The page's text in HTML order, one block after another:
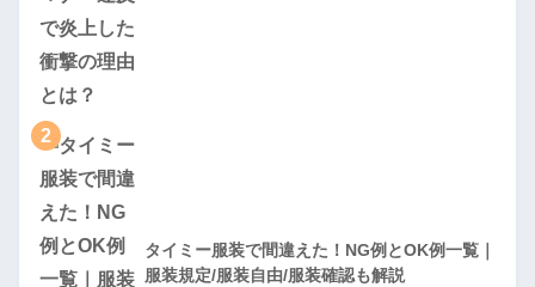
2
タイミー服装で間違えた！NG例とOK例一覧｜
服装規定/服装自由/服装確認も解説